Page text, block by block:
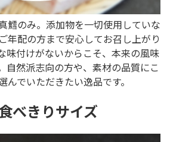
鱈のみ。添加物を一切使用していな
年配の方まで安心してお召し上がり
味付けがないからこそ、本来の風味
自然派志向の方や、素材の品質にこ
んでいただきたい逸品です。
べきりサイズ